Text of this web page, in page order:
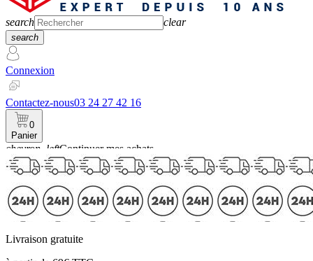
search clear
search
Connexion
Contactez-nous03 24 27 42 16
0
Panier
chevron_leftContinuer mes achats
Panier